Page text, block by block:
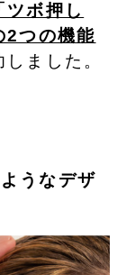
ツボ押し
2つの機能
ました。
うなデザ